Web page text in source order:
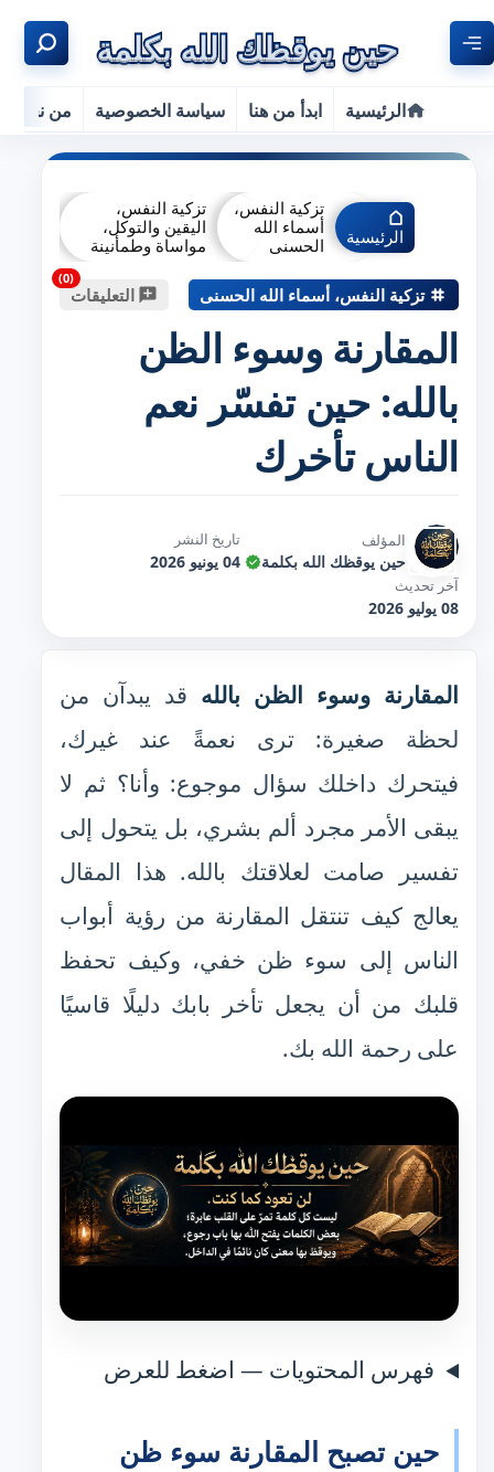
الرئيسية ابدأ من هنا سياسة الخصوصية من نحن
الرئيسية
تزكية النفس،
أسماء الله
الحسنى
تزكية النفس،
اليقين والتوكل،
مواساة وطمأنينة
تزكية النفس، أسماء الله الحسنى التعليقات
المقارنة وسوء الظن
بالله: حين تفسّر نعم
الناس تأخرك
المؤلف
حين يوقظك الله بكلمة
تاريخ النشر
04 يونيو 2026
آخر تحديث
08 يوليو 2026
المقارنة وسوء الظن بالله قد يبدآن من
لحظة صغيرة: ترى نعمةً عند غيرك،
فيتحرك داخلك سؤال موجوع: وأنا؟ ثم لا
يبقى الأمر مجرد ألم بشري، بل يتحول إلى
تفسير صامت لعلاقتك بالله. هذا المقال
يعالج كيف تنتقل المقارنة من رؤية أبواب
الناس إلى سوء ظن خفي، وكيف تحفظ
قلبك من أن يجعل تأخر بابك دليلًا قاسيًا
على رحمة الله بك.
فهرس المحتويات — اضغط للعرض
حين تصبح المقارنة سوء ظن